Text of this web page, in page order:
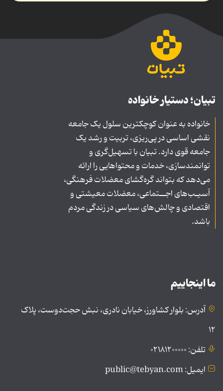
تبیان؛ دستیار خانواده
خانواده به عنوان کوچکترین سلول یک جامعه
نقشی اساسی در پی‌ریزی، تربیت و رشد یک
جامعه قوی دارد. تبیان با تسهیل‌گری و
توانمندسازی، خدمات و محتواهایی را ارائه
می‌دهد که بتواند گره‌گشای معضلات فرهنگی،
آسیـب‌های اجــتماعی، معضلات معیشتی و
اقتصادی و چالش‌های سیاسی در زندگی مردم
باشد.
ما اینجاییم
آدرس: بلوار کشاورز، خیابان نادری، نبش حجت‌دوست، پلاک
۱۲
تلفن: ۰۲۱۸۱۲۰۰۰۰۰
ایمیل: public@tebyan.com